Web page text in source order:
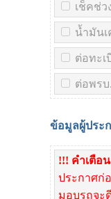
เช็คช่ว
น้ำมันเ
ต่อทะเ
ต่อพรบ.
ข้อมูลผู้ประ
!!! คำเตือ
ประกาศก่
มอบรถจะ